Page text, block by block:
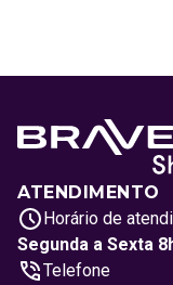
ATENDIMENTO
Horário de
Segunda a Sexta
Telefone